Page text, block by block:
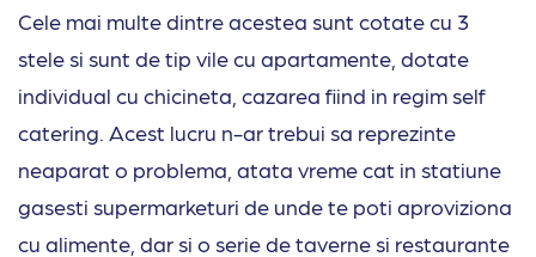
Cele mai multe dintre acestea sunt cotate cu 3
stele si sunt de tip vile cu apartamente, dotate
individual cu chicineta, cazarea fiind in regim self
catering. Acest lucru n-ar trebui sa reprezinte
neaparat o problema, atata vreme cat in statiune
gasesti supermarketuri de unde te poti aproviziona
cu alimente, dar si o serie de taverne si restaurante